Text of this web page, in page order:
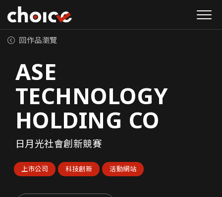
回作品瀏覽
ASE
TECHNOLOGY
HOLDING CO
日月光社會創新競賽
上市公司 科技創新 活動網站